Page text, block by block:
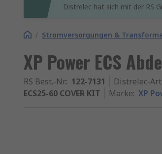
Distrelec hat sich mit der RS
/ Stromversorgungen &
XP Power ECS
RS Best.-Nr.: 122-7131 Distrelec-
ECS25-60 COVER KIT
Marke: XP